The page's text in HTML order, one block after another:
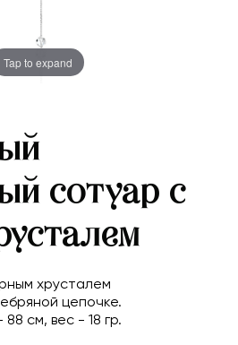
Tap to expand
сотуар с
хрусталем
цепочке.
см, вес - 18 гр.